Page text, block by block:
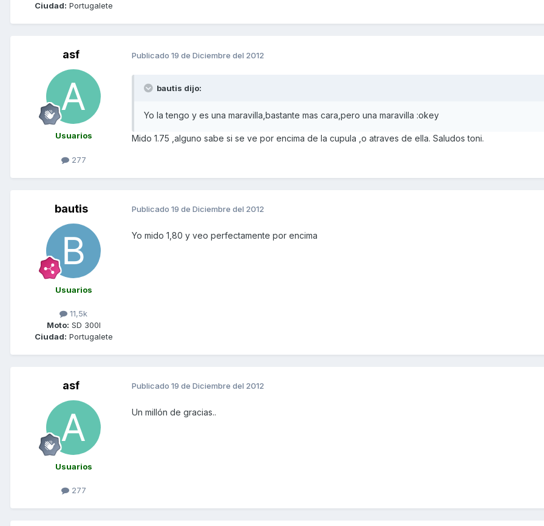
Ciudad: Portugalete
asf
Usuarios
277
Publicado 19 de Diciembre del 2012
bautis dijo:
Yo la tengo y es una maravilla,bastante mas cara,pero una maravilla :okey
Mido 1.75 ,alguno sabe si se ve por encima de la cupula ,o atraves de ella. Saludos toni.
bautis
Usuarios
11,5k
Moto: SD 300I
Ciudad: Portugalete
Publicado 19 de Diciembre del 2012
Yo mido 1,80 y veo perfectamente por encima
asf
Usuarios
277
Publicado 19 de Diciembre del 2012
Un millón de gracias..